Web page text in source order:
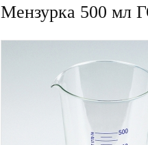
Мензурка 500 мл